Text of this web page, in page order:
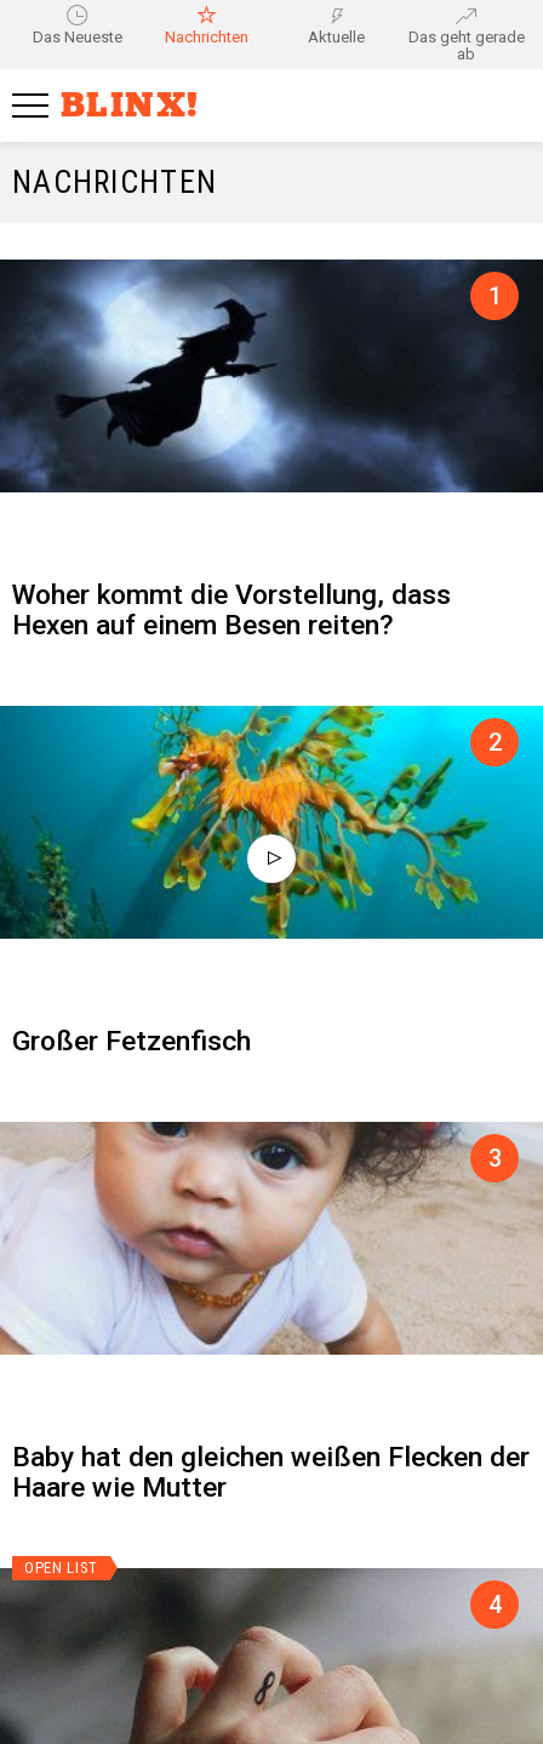
Das Neueste Nachrichten Aktuelle
Das geht gerade
ab
BLINX!
NACHRICHTEN
Woher kommt die Vorstellung, dass
Hexen auf einem Besen reiten?
Großer Fetzenfisch
Baby hat den gleichen weißen Flecken der
Haare wie Mutter
OPEN LIST